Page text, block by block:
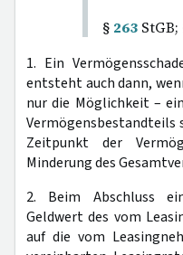
§ 263 StGB;
1. Ein
entsteht auch dann,
nur die Möglichkeit –
Vermögensbestandteils
Zeitpunkt der
Minderung des
2. Beim Abschluss
Geldwert des vom
auf die vom